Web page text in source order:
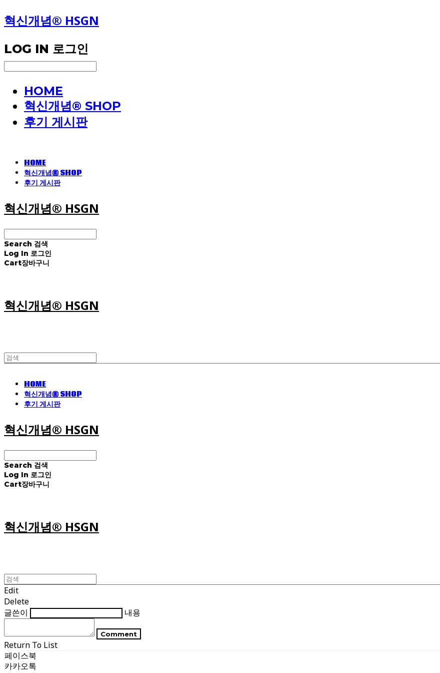
혁신개념® HSGN
LOG IN 로그인
HOME
혁신개념® SHOP
후기 게시판
HOME
혁신개념® SHOP
후기 게시판
혁신개념® HSGN
Search 검색
Log In 로그인
Cart장바구니
혁신개념® HSGN
HOME
혁신개념® SHOP
후기 게시판
혁신개념® HSGN
Search 검색
Log In 로그인
Cart장바구니
혁신개념® HSGN
Edit
Delete
글쓴이
내용
Comment
Return To List
페이스북
카카오톡